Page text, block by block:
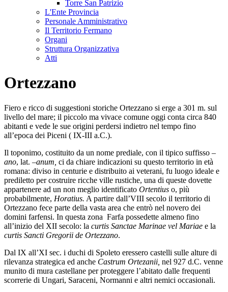
Torre San Patrizio
L'Ente Provincia
Personale Amministrativo
Il Territorio Fermano
Organi
Struttura Organizzativa
Atti
Ortezzano
Fiero e ricco di suggestioni storiche Ortezzano si erge a 301 m. sul
livello del mare; il piccolo ma vivace comune oggi conta circa 840
abitanti e vede le sue origini perdersi indietro nel tempo fino
all’epoca dei Piceni ( IX-III a.C.).
Il toponimo, costituito da un nome prediale, con il tipico suffisso –
ano, lat. –anum, ci da chiare indicazioni su questo territorio in età
romana: diviso in centurie e distribuito ai veterani, fu luogo ideale e
prediletto per costruire ricche ville rustiche, una di queste dovette
appartenere ad un non meglio identificato Ortentius o, più
probabilmente, Horatius. A partire dall’VIII secolo il territorio di
Ortezzano fece parte della vasta area che entrò nel novero dei
domini farfensi. In questa zona Farfa possedette almeno fino
all’inizio del XII secolo: la curtis Sanctae Marinae vel Mariae e la
curtis Sancti Gregorii de Ortezzano.
Dal IX all’XI sec. i duchi di Spoleto eressero castelli sulle alture di
rilevanza strategica ed anche Castrum Ortezanii, nel 927 d.C. venne
munito di mura castellane per proteggere l’abitato dalle frequenti
scorrerie di Ungari, Saraceni, Normanni e altri nemici occasionali.